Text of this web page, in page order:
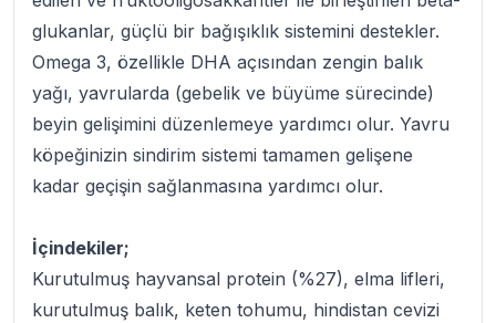
glukanlar, güçlü bir bağışıklık sistemini destekler.
Omega 3, özellikle DHA açısından zengin balık
yağı, yavrularda (gebelik ve büyüme sürecinde)
beyin gelişimini düzenlemeye yardımcı olur. Yavru
köpeğinizin sindirim sistemi tamamen gelişene
kadar geçişin sağlanmasına yardımcı olur.
İçindekiler;
Kurutulmuş hayvansal protein (%27), elma lifleri,
kurutulmuş balık, keten tohumu, hindistan cevizi